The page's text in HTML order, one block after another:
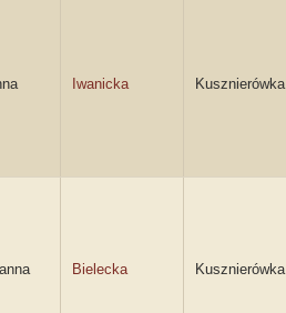
Iwanicka Kusznierówka
Bielecka Kusznierówka